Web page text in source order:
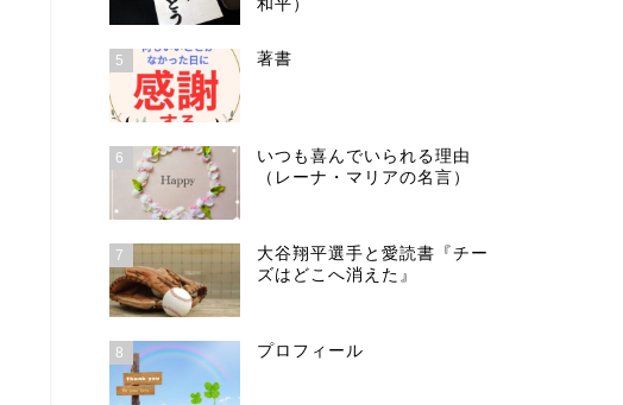
和平）
5 著書
6
いつも喜んでいられる理由
（レーナ・マリアの名言）
7
大谷翔平選手と愛読書『チー
ズはどこへ消えた』
8 プロフィール